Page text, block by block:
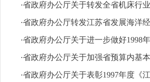
·省政府办公厅关于转发全省机床行
·省政府办公厅转发江苏省发展海洋
·省政府办公厅关于进一步做好1998
·省政府办公厅关于加强省预算内基
·省政府办公厅关于表彰1997年度《